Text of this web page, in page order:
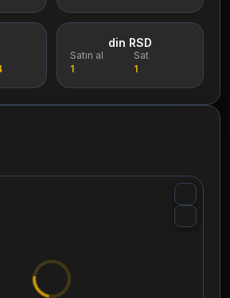
din RSD
Satın al
1
Sat
1